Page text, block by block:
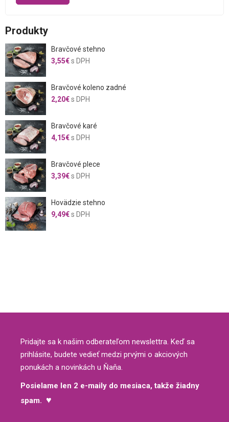
Produkty
Bravčové stehno
3,55€s DPH
Bravčové koleno zadné
2,20€s DPH
Bravčové karé
4,15€s DPH
Bravčové plece
3,39€s DPH
Hovädzie stehno
9,49€s DPH
Pridajte sa k našim odberateľom newslettra. Keď sa
prihlásite, budete vedieť medzi prvými o akciových
ponukách a novinkách u Ňaňa.
Posielame len 2 e-maily do mesiaca, takže žiadny
spam. ♥